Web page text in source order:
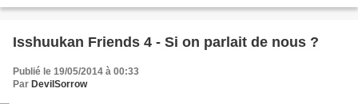
Isshuukan Friends 4 - Si on parlait de nous ?
Publié le 19/05/2014 à 00:33
Par DevilSorrow